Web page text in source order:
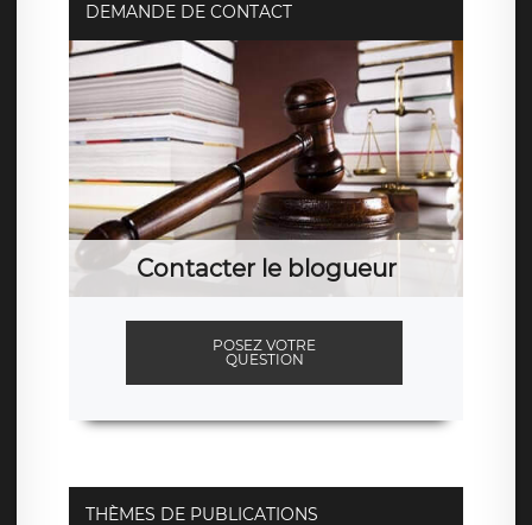
DEMANDE DE CONTACT
Contacter le blogueur
POSEZ VOTRE
QUESTION
THÈMES DE PUBLICATIONS